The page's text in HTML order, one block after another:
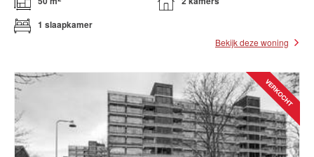
1 slaapkamer
Bekijk deze woning